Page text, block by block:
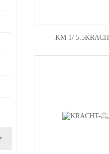
KM 1/